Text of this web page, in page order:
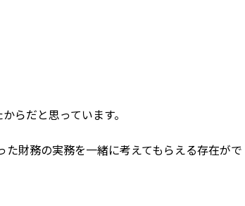
らだと思っています。
財務の実務を一緒に考えてもらえる存在がで